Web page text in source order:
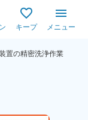
キープ メニュー
置の精密洗浄作業
密洗浄